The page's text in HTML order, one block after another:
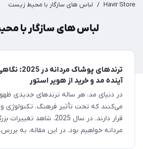
Havir Store
/ لباس های سازگار با محیط زیست
لباس های سازگار با
ترندهای پوشاک مردانه
آینده مد و خرید از هویر استور
در دنیای مد، هر ساله ترندهای جدیدی
می‌کنند که تحت تأثیر فرهنگ، تکنولوژی و
قرار دارند. در سال 2025،
مردانه خواهیم بود. در این مقاله، به